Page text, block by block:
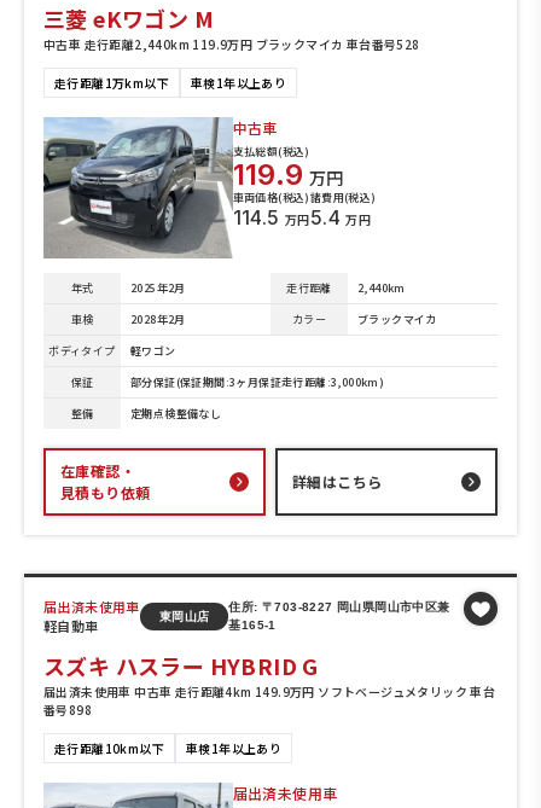
三菱 eKワゴン M
中古車 走行距離2,440km 119.9万円 ブラックマイカ 車台番号528
走行距離1万km以下 車検1年以上あり
中古車
支払総額(税込)
119.9 万円
車両価格(税込)
114.5 万円
諸費用(税込)
5.4 万円
年式 2025年2月 走行距離
2,440km
車検
2028年2月 カラー
ブラックマイカ
ボディタイプ
軽ワゴン
保証
部分保証(保証期間:3ヶ月保証走行距離:3,000km)
整備
定期点検整備なし
在庫確認・
見積もり依頼
詳細はこちら
届出済未使用車
軽自動車
東岡山店
住所: 〒703-8227 岡山県岡山市中区兼
基165-1
スズキ ハスラー HYBRID G
届出済未使用車 中古車 走行距離4km 149.9万円 ソフトベージュメタリック 車台
番号898
走行距離10km以下 車検1年以上あり
届出済未使用車